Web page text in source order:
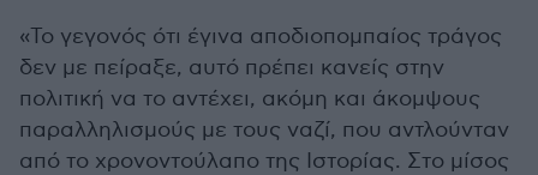
«Το γεγονός ότι έγινα αποδιοπομπαίος τράγος
δεν με πείραξε, αυτό πρέπει κανείς στην
πολιτική να το αντέχει, ακόμη και άκομψους
παραλληλισμούς με τους ναζί, που αντλούνταν
από το χρονοντούλαπο της Ιστορίας. Στο μίσος